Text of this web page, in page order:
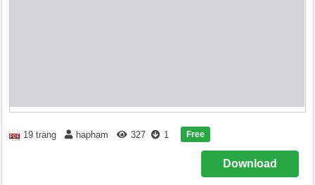
19 trang hapham 327 1 Free
Download